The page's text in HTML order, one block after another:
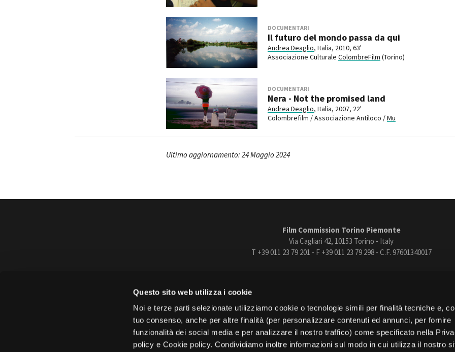
Questo sito web utilizza i cookie
Noi e terze parti selezionate utilizziamo cookie o tecnologie simili per finalità tecniche e,
tuo consenso, anche per altre finalità (per personalizzare contenuti ed annunci, per fornire
funzionalità dei social media e per analizzare il nostro traffico) come specificato nella
policy e Cookie policy. Condividiamo inoltre informazioni sul modo in cui utilizza il nostro
DOCUMENTARI
Il futuro del mondo passa da qui
Andrea Deaglio, Italia, 2010, 63'
Associazione Culturale ColombreFilm (Torino)
DOCUMENTARI
Nera - Not the promised land
Andrea Deaglio, Italia, 2007, 22'
Colombrefilm / Associazione Antiloco /Mu
Ultimo aggiornamento: 24 Maggio 2024
Film Commission Torino Piemonte
Via Cagliari 42, 10153 Torino - Italy
T +39 011 23 79 201 - F +39 011 23 79 298 - C.F. 97601340017
FacebookInstagramYoutubeVimeo